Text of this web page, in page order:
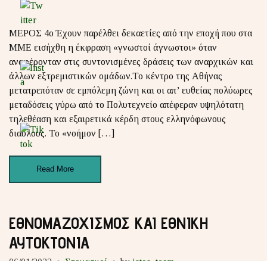
ΜΕΡΟΣ 4ο Έχουν παρέλθει δεκαετίες από την εποχή που στα
ΜΜΕ εισήχθη η έκφραση «γνωστοί άγνωστοι» όταν
αναφέρονταν στις συντονισμένες δράσεις των αναρχικών και
άλλων εξτρεμιστικών ομάδων.Το κέντρο της Αθήνας
μετατρεπόταν σε εμπόλεμη ζώνη και οι απ’ ευθείας πολύωρες
μεταδόσεις γύρω από το Πολυτεχνείο απέφεραν υψηλότατη
τηλεθέαση και εξαιρετικά κέρδη στους ελληνόφωνους
διαύλους. Το «νοήμον […]
Read More
ΕΘΝΟΜΑΖΟΧΙΣΜΟΣ ΚΑΙ ΕΘΝΙΚΗ
ΑΥΤΟΚΤΟΝΙΑ